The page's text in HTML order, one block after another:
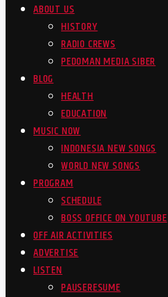
ABOUT US
HISTORY
RADIO CREWS
PEDOMAN MEDIA SIBER
BLOG
HEALTH
EDUCATION
MUSIC NOW
INDONESIA NEW SONGS
WORLD NEW SONGS
PROGRAM
SCHEDULE
BOSS OFFICE ON YOUTUBE
OFF AIR ACTIVITIES
ADVERTISE
LISTEN
PAUSERESUME